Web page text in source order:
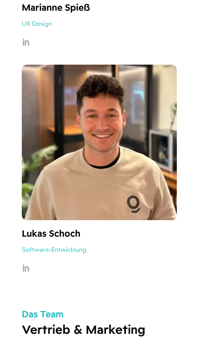
Marianne Spieß
UX Design
Lukas Schoch
Software-Entwicklung
Das Team
Vertrieb & Marketing